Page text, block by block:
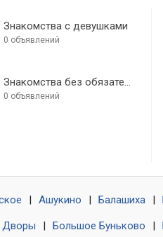
Знакомства с девушками
0 объявлений
Знакомства без обязательств
0 объявлений
Ашукино Балашиха
Дворы Большое Буньково